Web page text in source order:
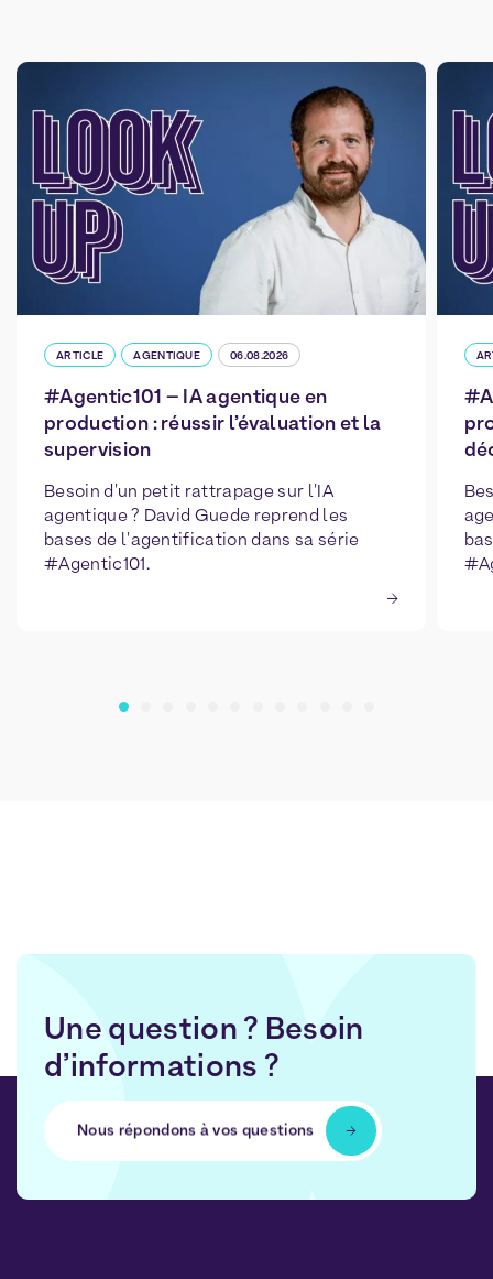
ARTICLE AGENTIQUE 06.08.2026
#Agentic101 – IA agentique en
production : réussir l’évaluation et la
supervision
Besoin d'un petit rattrapage sur l'IA
agentique ? David Guede reprend les
bases de l'agentification dans sa série
#Agentic101.
Une question ? Besoin
d’informations ?
Nous répondons à vos questions